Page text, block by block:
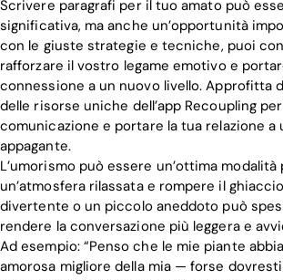
Scrivere paragrafi per il tuo amato può
significativa, ma anche un’opportunità
con le giuste strategie e tecniche, puoi
rafforzare il vostro legame emotivo e
connessione a un nuovo livello. Approfitta
delle risorse uniche dell’app Recoupling
comunicazione e portare la tua relazione a
appagante.
L’umorismo può essere un’ottima
un’atmosfera rilassata e rompere il
divertente o un piccolo aneddoto può
rendere la conversazione più leggera e
Ad esempio: “Penso che le mie piante
amorosa migliore della mia — forse